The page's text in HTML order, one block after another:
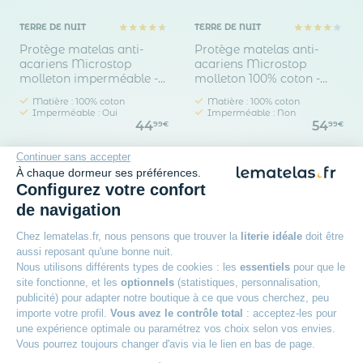
Continuer sans accepter
À chaque dormeur ses préférences.
Configurez votre confort
de navigation
Chez lematelas.fr, nous pensons que trouver la literie idéale doit être
aussi reposant qu'une bonne nuit.
Nous utilisons différents types de cookies : les essentiels pour que le
site fonctionne, et les optionnels (statistiques, personnalisation,
publicité) pour adapter notre boutique à ce que vous cherchez, peu
importe votre profil. Vous avez le contrôle total : acceptez-les pour
une expérience optimale ou paramétrez vos choix selon vos envies.
Vous pourrez toujours changer d'avis via le lien en bas de page.
TERRE DE NUIT
Protège matelas anti-
acariens Microstop
molleton imperméable -
Matière : 100% coton
Imperméable : Oui
4499€
TERRE DE NUIT
Protège matelas anti-
acariens Microstop
molleton 100% coton -
Matière : 100% coton
Imperméable : Non
5499€
Rejoignez le club des dormeurs
avisés
Inscrivez-vous à notre newsletteret recevez des